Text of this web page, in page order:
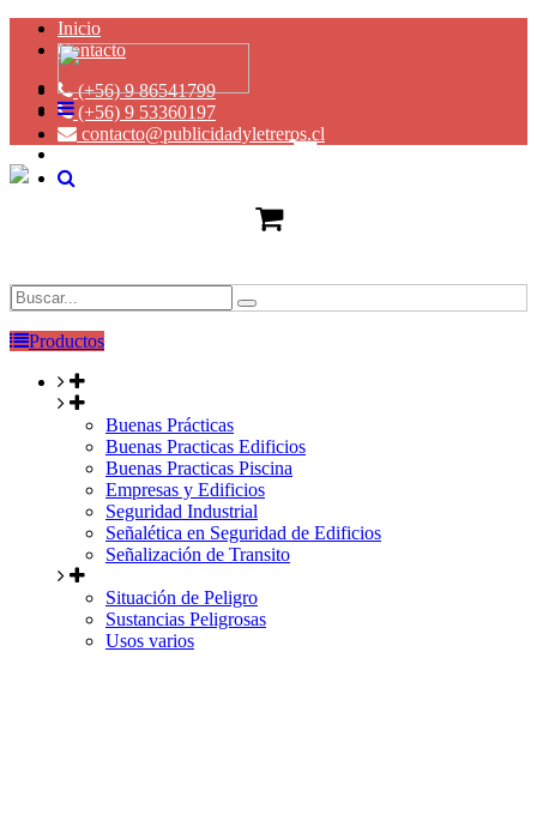
Inicio
Contacto
(+56) 9 86541799
(+56) 9 53360197
contacto@publicidadyletreros.cl
Productos
Buenas Prácticas
Buenas Practicas Edificios
Buenas Practicas Piscina
Empresas y Edificios
Seguridad Industrial
Señalética en Seguridad de Edificios
Señalización de Transito
Situación de Peligro
Sustancias Peligrosas
Usos varios